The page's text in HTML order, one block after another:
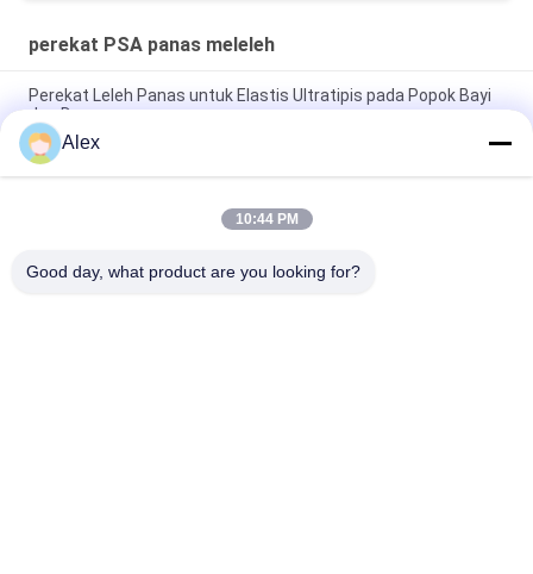
perekat PSA panas meleleh
Perekat Leleh Panas untuk Elastis Ultratipis pada Popok Bayi
dan Dewasa
Lem Panas Meleleh Untuk Pembuatan Popok Lem Konstruksi
Untuk Produksi Popok Bayi
Premium Grade Positioning Hot Melt PSA for lady sanitary
Alex
10:44 PM
Good day, what product are you looking for?